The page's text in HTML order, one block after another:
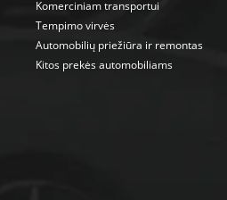
Komerciniam transportui
Tempimo virvės
Automobilių priežiūra ir remontas
Kitos prekės automobiliams